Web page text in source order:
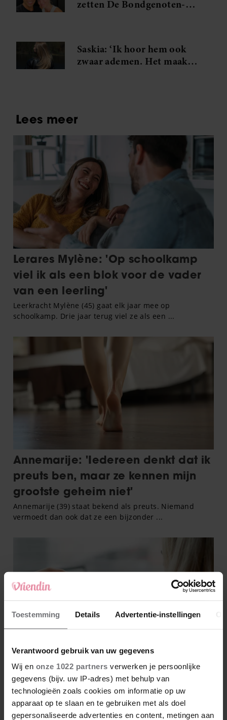
Toestemming Details Advertentie-instellingen
Verantwoord gebruik van uw gegevens
Wij en onze 1022 partners verwerken je persoonlijke
gegevens (bijv. uw IP-adres) met behulp van
technologieën zoals cookies om informatie op uw
apparaat op te slaan en te gebruiken met als doel
gepersonaliseerde advertenties en content, metingen aan
zetten De Bondgenoten-
Saskia: ‘Ik hoor hem ook
zwaar ademen. Het maakt